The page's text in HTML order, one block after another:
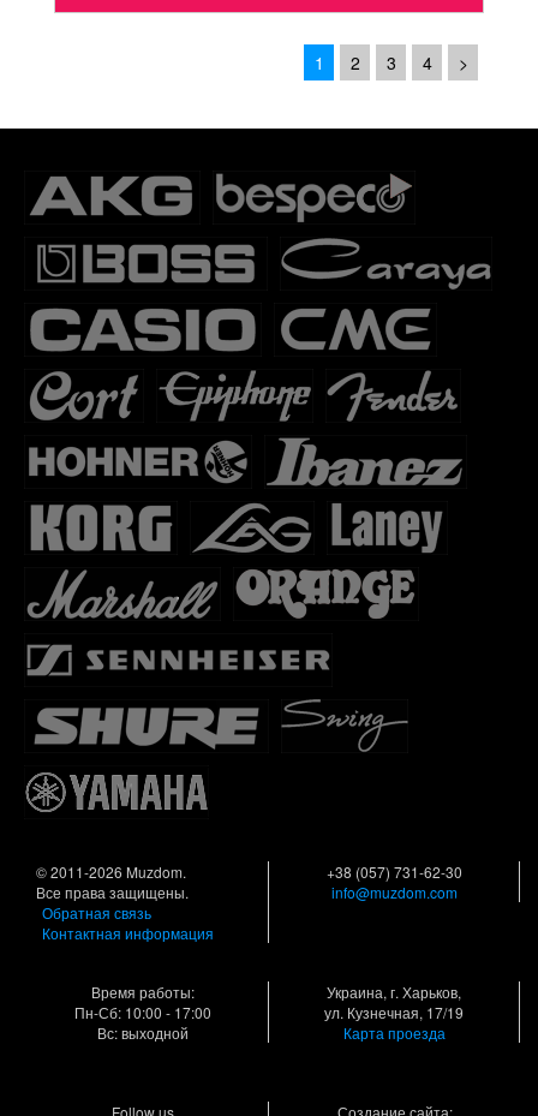
1 2 3 4 >
© 2011-2026 Muzdom.
Все права защищены.
Обратная связь
Контактная информация
+38 (057) 731-62-30
info@muzdom.com
Время работы:
Пн-Сб: 10:00 - 17:00
Вс: выходной
Украина, г. Харьков,
ул. Кузнечная, 17/19
Карта проезда